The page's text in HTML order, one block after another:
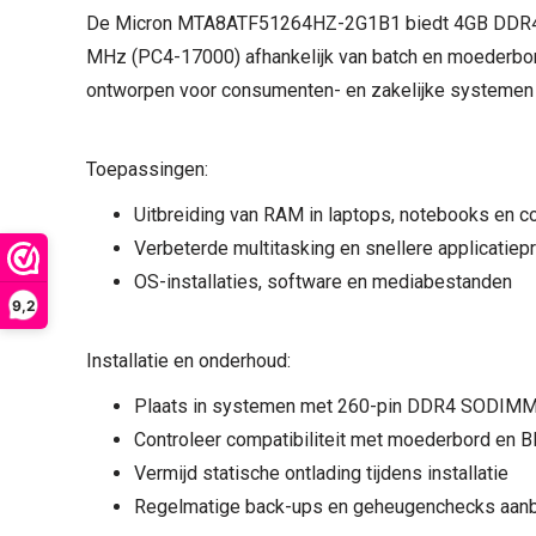
9,2
De Micron MTA8ATF51264HZ-2G1B1 biedt 4GB
MHz (PC4-17000) afhankelijk van batch en
ontworpen voor consumenten- en zakelijke
Toepassingen:
Uitbreiding van RAM in laptops, notebooks en
Verbeterde multitasking en snellere
OS-installaties, software en mediabestanden
Installatie en onderhoud:
Plaats in systemen met 260-pin DDR4
Controleer compatibiliteit met moederbord en
Vermijd statische ontlading tijdens installatie
Regelmatige back-ups en geheugenchecks